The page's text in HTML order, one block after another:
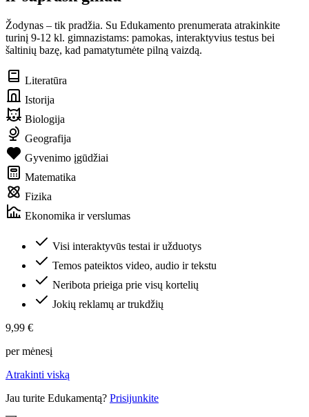
Žodynas – tik pradžia. Su Edukamento prenumerata atrakinkite
turinį 9-12 kl. gimnazistams: pamokas, interaktyvius testus bei
šaltinių bazę, kad pamatytumėte pilną vaizdą.
Literatūra
Istorija
Biologija
Geografija
Gyvenimo įgūdžiai
Matematika
Fizika
Ekonomika ir verslumas
Visi interaktyvūs testai ir užduotys
Temos pateiktos video, audio ir tekstu
Neribota prieiga prie visų kortelių
Jokių reklamų ar trukdžių
9,99 €
per mėnesį
Atrakinti viską
Jau turite Edukamentą? Prisijunkite